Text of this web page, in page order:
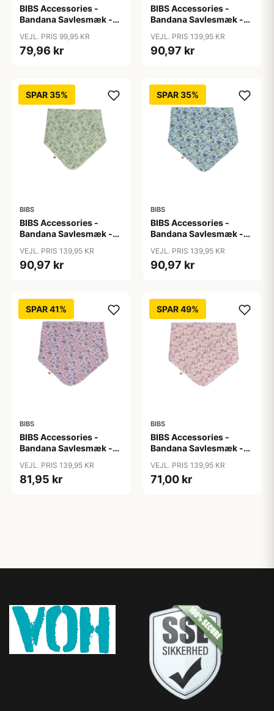
BIBS Accessories -
Bandana Savlesmæk -
VEJL. PRIS 99,95 KR
79,96 kr
BIBS Accessories -
Bandana Savlesmæk -
Grey
VEJL. PRIS 139,95 KR
90,97 kr
SPAR 35%
BIBS
BIBS Accessories -
Bandana Savlesmæk -
VEJL. PRIS 139,95 KR
90,97 kr
SPAR 35%
BIBS
BIBS Accessories -
Bandana Savlesmæk -
Lawn/Baby Blue
VEJL. PRIS 139,95 KR
90,97 kr
SPAR 41%
BIBS
BIBS Accessories -
Bandana Savlesmæk -
Lawn/Violet Sky
VEJL. PRIS 139,95 KR
81,95 kr
SPAR 49%
BIBS
BIBS Accessories -
Bandana Savlesmæk -
VEJL. PRIS 139,95 KR
71,00 kr